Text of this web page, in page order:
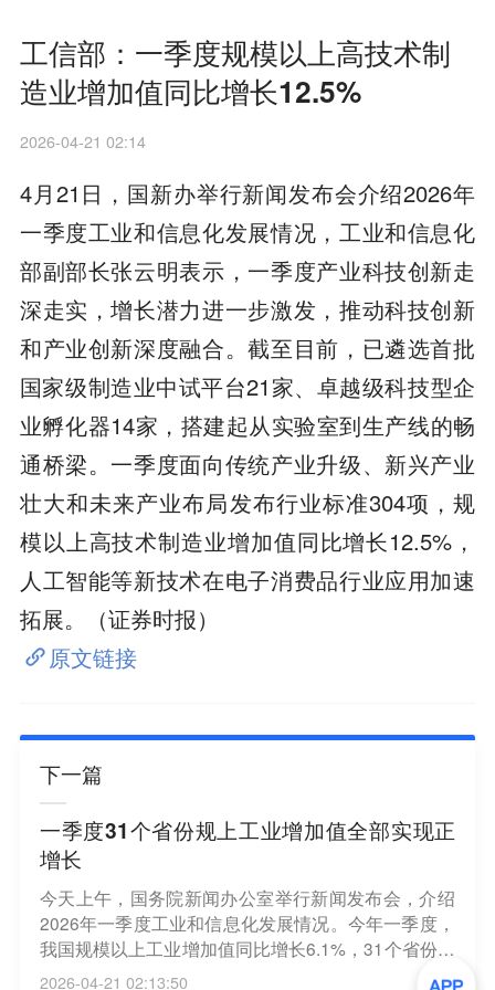
工信部：一季度规模以上高技术制
造业增加值同比增长12.5%
2026-04-21 02:14
4月21日，国新办举行新闻发布会介绍2026年
一季度工业和信息化发展情况，工业和信息化
部副部长张云明表示，一季度产业科技创新走
深走实，增长潜力进一步激发，推动科技创新
和产业创新深度融合。截至目前，已遴选首批
国家级制造业中试平台21家、卓越级科技型企
业孵化器14家，搭建起从实验室到生产线的畅
通桥梁。一季度面向传统产业升级、新兴产业
壮大和未来产业布局发布行业标准304项，规
模以上高技术制造业增加值同比增长12.5%，
人工智能等新技术在电子消费品行业应用加速
拓展。（证券时报）
原文链接
下一篇
一季度31个省份规上工业增加值全部实现正
增长
今天上午，国务院新闻办公室举行新闻发布会，介绍
2026年一季度工业和信息化发展情况。今年一季度，
我国规模以上工业增加值同比增长6.1%，31个省份全
部实现正增长，工业对经济增长的贡献率近四成。
2026-04-21 02:13:50